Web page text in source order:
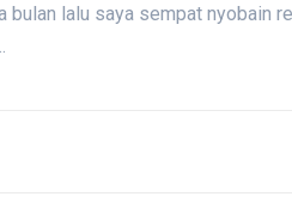
bulan lalu saya sempat nyobain